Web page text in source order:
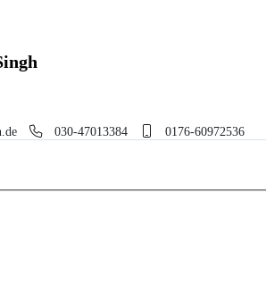
030-47013384 0176-60972536